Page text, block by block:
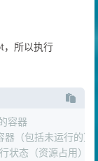
，所以执行
容器
（包括未运行的）
态（资源占用）